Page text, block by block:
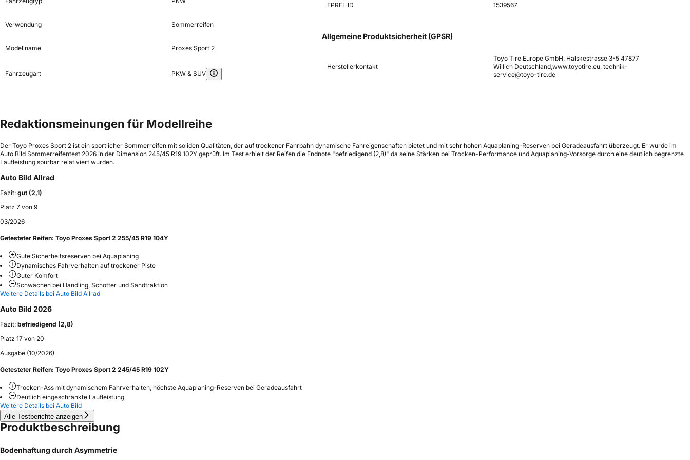
Verwendung Sommerreifen
Modellname Proxes Sport 2
Fahrzeugart PKW & SUV
EPREL ID 1539567
Allgemeine Produktsicherheit (GPSR)
Herstellerkontakt
Toyo Tire Europe GmbH, Halskestrasse 3-5 47877
Willich Deutschland,www.toyotire.eu, technik-
service@toyo-tire.de
Redaktionsmeinungen für Modellreihe
Der Toyo Proxes Sport 2 ist ein sportlicher Sommerreifen mit soliden Qualitäten, der auf trockener Fahrbahn dynamische Fahreigenschaften bietet und mit sehr hohen Aquaplaning-Reserven bei Geradeausfahrt überzeugt. Er wurde im
Auto Bild Sommerreifentest 2026 in der Dimension 245/45 R19 102Y geprüft. Im Test erhielt der Reifen die Endnote "befriedigend (2,8)" da seine Stärken bei Trocken-Performance und Aquaplaning-Vorsorge durch eine deutlich begrenzte
Laufleistung spürbar relativiert wurden.
Auto Bild Allrad
Fazit: gut (2,1)
Platz 7 von 9
03/2026
Getesteter Reifen: Toyo Proxes Sport 2 255/45 R19 104Y
Gute Sicherheitsreserven bei Aquaplaning
Dynamisches Fahrverhalten auf trockener Piste
Guter Komfort
Schwächen bei Handling, Schotter und Sandtraktion
Weitere Details bei Auto Bild Allrad
Auto Bild 2026
Fazit: befriedigend (2,8)
Platz 17 von 20
Ausgabe (10/2026)
Getesteter Reifen: Toyo Proxes Sport 2 245/45 R19 102Y
Trocken-Ass mit dynamischem Fahrverhalten, höchste Aquaplaning-Reserven bei Geradeausfahrt
Deutlich eingeschränkte Laufleistung
Weitere Details bei Auto Bild
Alle Testberichte anzeigen
Produktbeschreibung
Bodenhaftung durch Asymmetrie